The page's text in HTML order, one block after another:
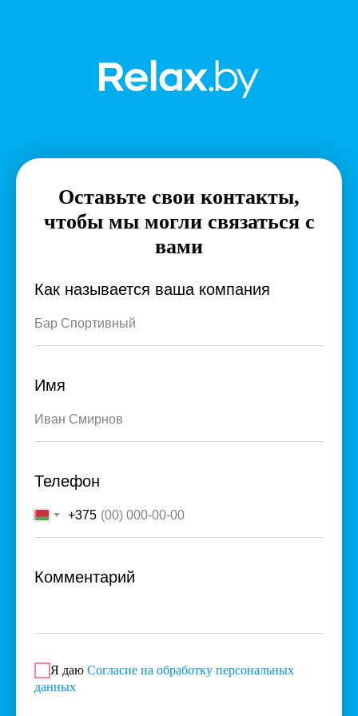
Оставьте свои контакты,
чтобы мы могли связаться с
вами
Как называется ваша компания
Имя
Телефон
+375
Комментарий
Я даю Согласие на обработку персональных
данных